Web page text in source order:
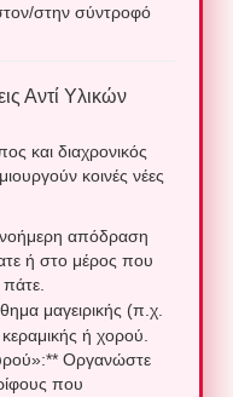
στην σύντροφό
Αντί Υλικών
και διαχρονικός
κοινές νέες
απόδραση
ή στο μέρος που
μαγειρικής (π.χ.
ή χορού.
Οργανώστε
που